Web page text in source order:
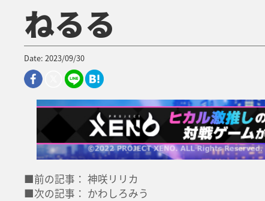
ねるる
Date: 2023/09/30
■前の記事： 神咲リリカ
■次の記事： かわしろみう